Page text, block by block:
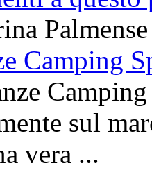
Palmense
Camping
sul
vera ...